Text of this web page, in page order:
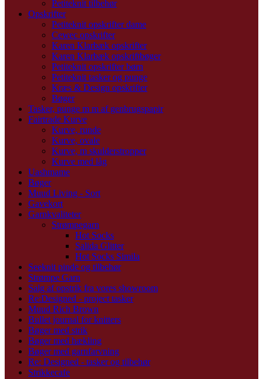
Petiteknit tilbehør
Opskrifter
Petiteknit opskrifter dame
Cewec opskrifter
Karen Klarbæk opskrifter
Karen Klarbæk opskriftbøger
Petiteknit opskrifter børn
Petiteknit tasker og punge
Kræs & Design opskrifter
Bøger
Tasker, punge m m af genbrugspapir
Fairtrade Kurve
Kurve, runde
Kurve, ovale
Kurve, m skulderstropper
Kurve med låg
Uashmame
Bøger
Muud Living - Sort
Gavekort
Garnkvaliteter
Strømpegarn
Hot Socks
Salida Glitter
Hot Socks Simila
Seeknit pinde og tilbehør
Strømpe Garn
Salg af opstrik fra vores showroom
Re:Designed - project tasker
Muud Rich Brown
Bullet journal for knitters
Bøger med strik
Bøger med hækling
Bøger med garnfarvning
Re: Designed - tasker og tilbehør
Strikkecafe